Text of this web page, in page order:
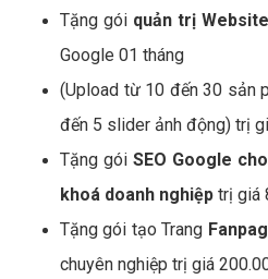
Tặng gói quản trị
Google 01 tháng
(Upload từ 10 đến 30 sản
đến 5 slider ảnh động) trị
Tặng góiSEO Google
khoá doanh nghiệp trị giá
Tặng gói tạo Trang
chuyên nghiệp trị giá